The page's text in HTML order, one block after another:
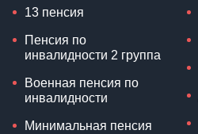
13 пенсия
Пенсия по
инвалидности 2 группа
Военная пенсия по
инвалидности
Минимальная пенсия